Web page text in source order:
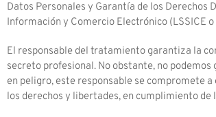
Datos Personales y Garantía de los Derechos
Información y Comercio Electrónico (LSSICE
El responsable del tratamiento garantiza la
secreto profesional. No obstante, no
en peligro, este responsable se compromete
los derechos y libertades, en cumplimiento